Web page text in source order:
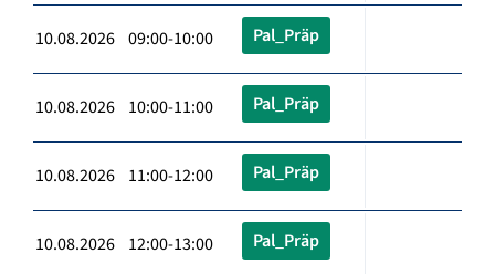
10.08.2026 09:00-10:00 Pal_Präp
10.08.2026 10:00-11:00 Pal_Präp
10.08.2026 11:00-12:00 Pal_Präp
10.08.2026 12:00-13:00 Pal_Präp